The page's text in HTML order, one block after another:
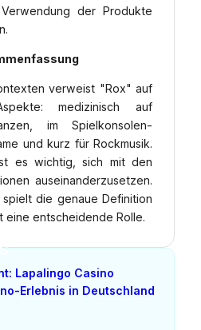
der Produkte
verweist "Rox" auf
medizinisch auf
im Spielkonsolen-
und kurz für Rockmusik.
es wichtig, sich mit den
auseinanderzusetzen.
spielt die genaue Definition
eine entscheidende Rolle.
Lapalingo Casino
Erlebnis in Deutschland